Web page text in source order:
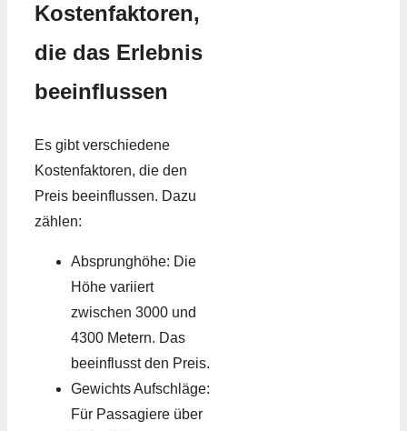
Kostenfaktoren,
die das Erlebnis
beeinflussen
Es gibt verschiedene
Kostenfaktoren, die den
Preis beeinflussen. Dazu
zählen:
Absprunghöhe: Die
Höhe variiert
zwischen 3000 und
4300 Metern. Das
beeinflusst den Preis.
Gewichts Aufschläge:
Für Passagiere über